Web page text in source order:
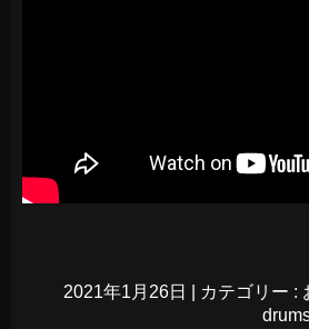
2021年1月26日 カテゴリー :